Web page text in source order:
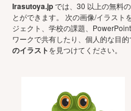
Irasutoya.jpでは、30 以上の無料の
とができます。 次の画像/イラスト
ジェクト、学校の課題、
ワークで共有したり、個人的な目
のイラストを見つけてください。